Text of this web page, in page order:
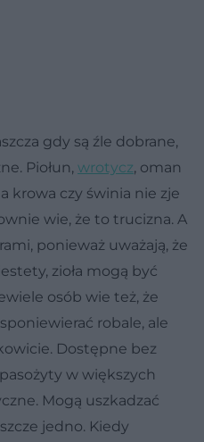
gdy są źle dobrane,
Piołun, wrotycz, oman
krowa czy świnia nie zje
wie, że to trucizna. A
ponieważ uważają, że
zioła mogą być
osób wie też, że
robale, ale
Dostępne bez
w większych
Mogą uszkadzać
jedno. Kiedy